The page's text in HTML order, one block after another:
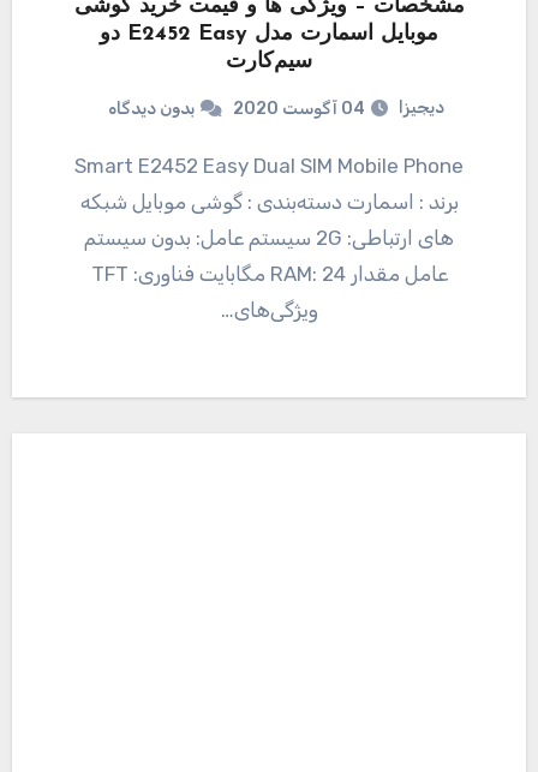
مشخصات – ویژگی ها و قیمت خرید گوشی
موبایل اسمارت مدل E2452 Easy دو
سیم‌کارت
دیجیزا 04 آگوست 2020 بدون دیدگاه
Smart E2452 Easy Dual SIM Mobile Phone
برند : اسمارت دسته‌بندی : گوشی موبایل شبکه
های ارتباطی: 2G سیستم عامل: بدون سیستم
عامل مقدار RAM: 24 مگابایت فناوری: TFT
ویژگی‌های…